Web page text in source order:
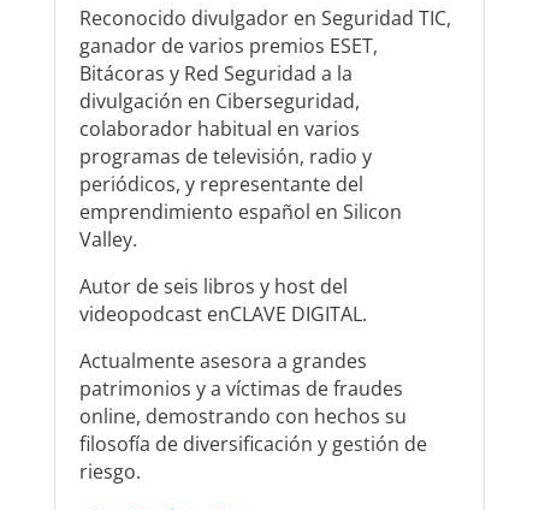
Reconocido divulgador en Seguridad TIC,
ganador de varios premios ESET,
Bitácoras y Red Seguridad a la
divulgación en Ciberseguridad,
colaborador habitual en varios
programas de televisión, radio y
periódicos, y representante del
emprendimiento español en Silicon
Valley.
Autor de seis libros y host del
videopodcast enCLAVE DIGITAL.
Actualmente asesora a grandes
patrimonios y a víctimas de fraudes
online, demostrando con hechos su
filosofía de diversificación y gestión de
riesgo.